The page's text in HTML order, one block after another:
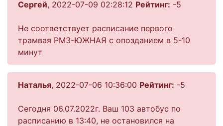
Сергей, 2022-07-09 02:28:12 Рейтинг: -5
Не соответствует расписание первого
трамвая РМЗ-ЮЖНАЯ с опозданием в 5-10
минут
Наталья, 2022-07-06 10:36:00 Рейтинг: -5
Сегодня 06.07.2022г. Ваш 103 автобус по
расписанию в 13:40, не остановился на